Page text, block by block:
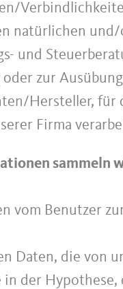
natürlichen
und
zur
Hersteller, für
Firma
sammeln
vom Benutzer
Daten, die von
in der